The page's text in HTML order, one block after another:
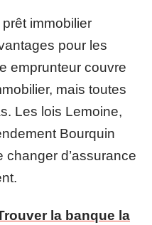
immobilier
pour les
emprunteur couvre
mais toutes
Les lois Lemoine,
Bourquin
changer d’assurance
la banque la